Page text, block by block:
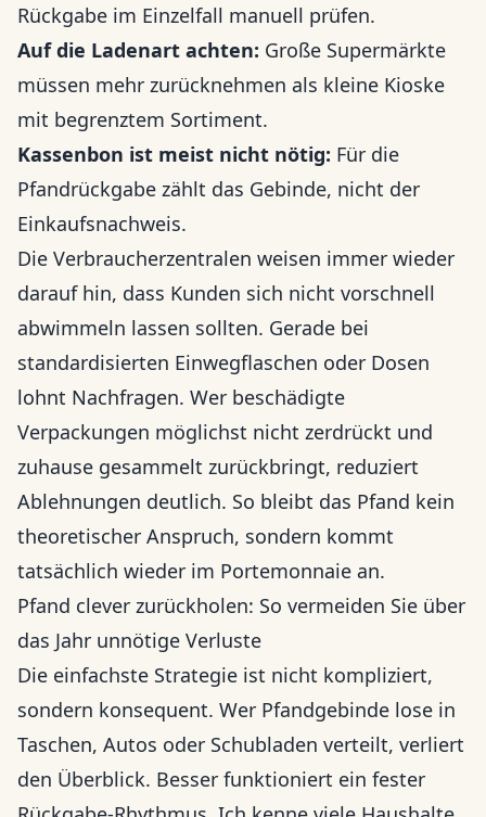
Rückgabe im Einzelfall manuell prüfen.
Auf die Ladenart achten: Große Supermärkte
müssen mehr zurücknehmen als kleine Kioske
mit begrenztem Sortiment.
Kassenbon ist meist nicht nötig: Für die
Pfandrückgabe zählt das Gebinde, nicht der
Einkaufsnachweis.
Die Verbraucherzentralen weisen immer wieder
darauf hin, dass Kunden sich nicht vorschnell
abwimmeln lassen sollten. Gerade bei
standardisierten Einwegflaschen oder Dosen
lohnt Nachfragen. Wer beschädigte
Verpackungen möglichst nicht zerdrückt und
zuhause gesammelt zurückbringt, reduziert
Ablehnungen deutlich. So bleibt das Pfand kein
theoretischer Anspruch, sondern kommt
tatsächlich wieder im Portemonnaie an.
Pfand clever zurückholen: So vermeiden Sie über
das Jahr unnötige Verluste
Die einfachste Strategie ist nicht kompliziert,
sondern konsequent. Wer Pfandgebinde lose in
Taschen, Autos oder Schubladen verteilt, verliert
den Überblick. Besser funktioniert ein fester